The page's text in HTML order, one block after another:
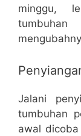
minggu,
Jalani
tumbuhan
awal